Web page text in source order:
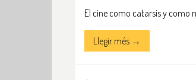
El cine como catarsis y como
Llegir més →